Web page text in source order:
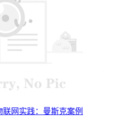
网实践：曼斯克案例